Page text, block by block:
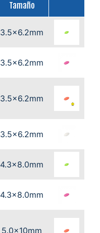
Tamaño
3.5x6.2mm
3.5x6.2mm
3.5x6.2mm
3.5x6.2mm
4.3x8.0mm
4.3x8.0mm
5.0x10mm